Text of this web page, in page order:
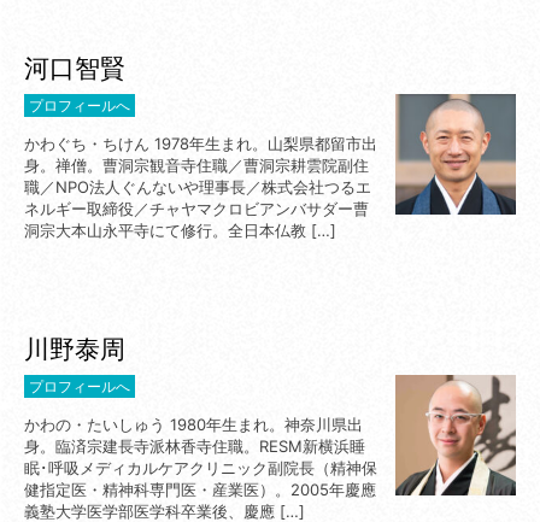
河口智賢
かわぐち・ちけん 1978年生まれ。山梨県都留市出
身。禅僧。曹洞宗観音寺住職／曹洞宗耕雲院副住
職／NPO法人ぐんないや理事長／株式会社つるエ
ネルギー取締役／チャヤマクロビアンバサダー曹
洞宗大本山永平寺にて修行。全日本仏教 […]
プロフィールへ
川野泰周
かわの・たいしゅう 1980年生まれ。神奈川県出
身。臨済宗建長寺派林香寺住職。RESM新横浜睡
眠･呼吸メディカルケアクリニック副院長（精神保
健指定医・精神科専門医・産業医）。2005年慶應
義塾大学医学部医学科卒業後、慶應 […]
プロフィールへ